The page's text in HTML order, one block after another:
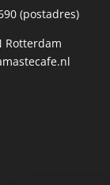
(postadres)
Rotterdam